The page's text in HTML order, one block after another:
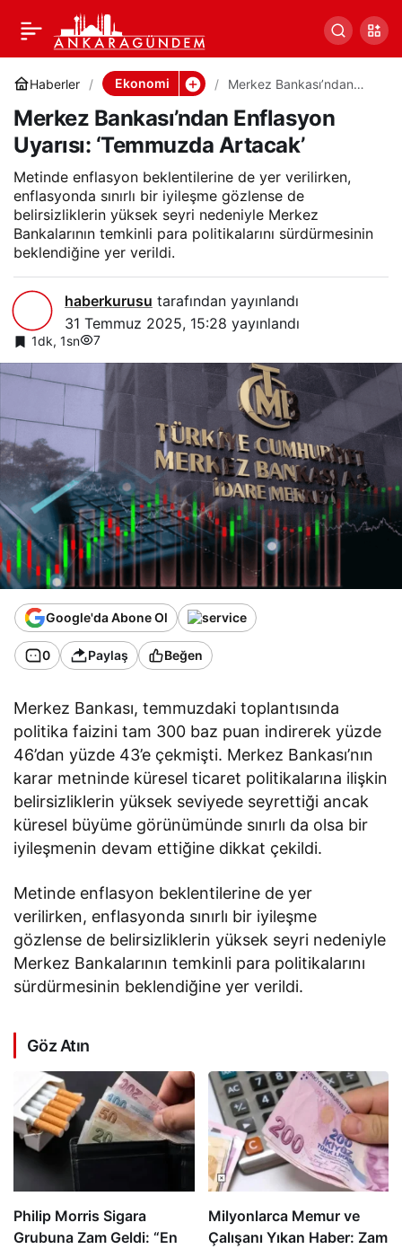
Haberler Ekonomi
Merkez Bankası’ndan
‘Temmuzda Artacak’
Merkez Bankası’ndan Enflasyon
Uyarısı: ‘Temmuzda Artacak’
Metinde enflasyon beklentilerine de yer verilirken,
enflasyonda sınırlı bir iyileşme gözlense de
belirsizliklerin yüksek seyri nedeniyle Merkez
Bankalarının temkinli para politikalarını sürdürmesinin
beklendiğine yer verildi.
haberkurusu tarafından yayınlandı
31 Temmuz 2025, 15:28 yayınlandı
1dk, 1sn 7
Google'da Abone Ol
0 Paylaş Beğen
Merkez Bankası, temmuzdaki toplantısında
politika faizini tam 300 baz puan indirerek yüzde
46’dan yüzde 43’e çekmişti. Merkez Bankası’nın
karar metninde küresel ticaret politikalarına ilişkin
belirsizliklerin yüksek seviyede seyrettiği ancak
küresel büyüme görünümünde sınırlı da olsa bir
iyileşmenin devam ettiğine dikkat çekildi.
Metinde enflasyon beklentilerine de yer
verilirken, enflasyonda sınırlı bir iyileşme
gözlense de belirsizliklerin yüksek seyri nedeniyle
Merkez Bankalarının temkinli para politikalarını
sürdürmesinin beklendiğine yer verildi.
Göz Atın
Philip Morris Sigara
Grubuna Zam Geldi: “En
Milyonlarca Memur ve
Çalışanı Yıkan Haber: Zam
Merkez Bankası’ndan
Enflasyon Uyarısı:
‘Temmuzda Artacak’
0 Paylaş